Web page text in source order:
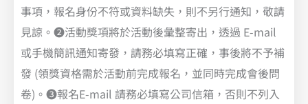
事項，報名身份不符或資料缺失，則不另行通知，敬請
見諒。❷活動獎項將於活動後彙整寄出，透過 E-mail
或手機簡訊通知寄發，請務必填寫正確，事後將不予補
發 (領獎資格需於活動前完成報名，並同時完成會後問
卷)。❸報名E-mail 請務必填寫公司信箱，否則不列入